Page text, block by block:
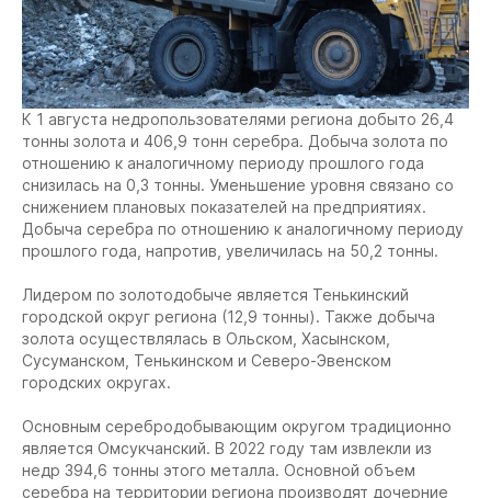
К 1 августа недропользователями региона добыто 26,4
тонны золота и 406,9 тонн серебра. Добыча золота по
отношению к аналогичному периоду прошлого года
снизилась на 0,3 тонны. Уменьшение уровня связано со
снижением плановых показателей на предприятиях.
Добыча серебра по отношению к аналогичному периоду
прошлого года, напротив, увеличилась на 50,2 тонны.
Лидером по золотодобыче является Тенькинский
городской округ региона (12,9 тонны). Также добыча
золота осуществлялась в Ольском, Хасынском,
Сусуманском, Тенькинском и Северо-Эвенском
городских округах.
Основным серебродобывающим округом традиционно
является Омсукчанский. В 2022 году там извлекли из
недр 394,6 тонны этого металла. Основной объем
серебра на территории региона производят дочерние